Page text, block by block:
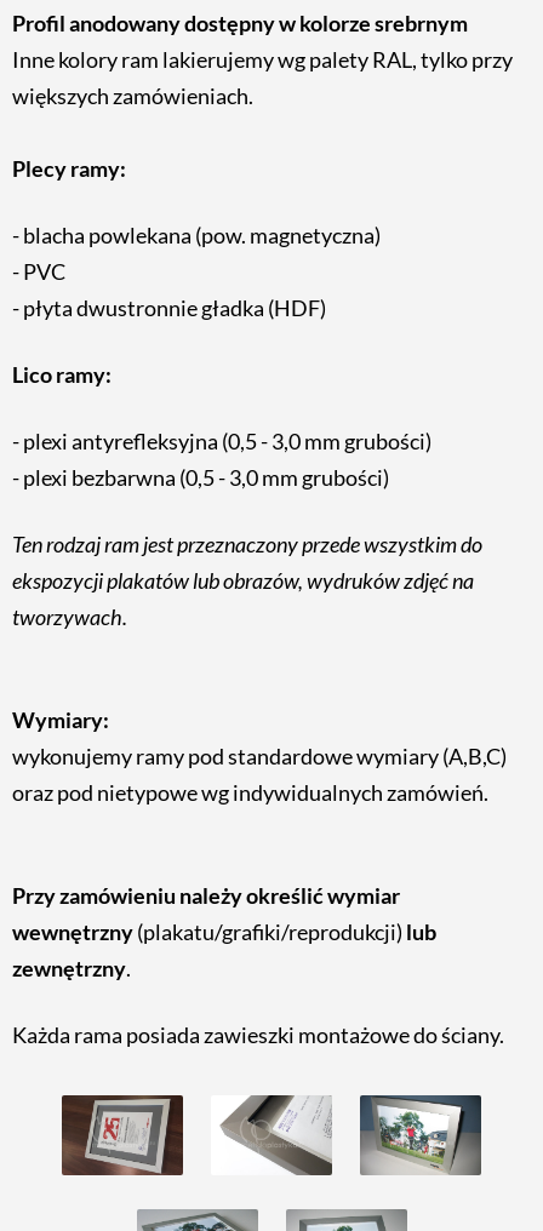
Profil anodowany dostępny w kolorze srebrnym
Inne kolory ram lakierujemy wg palety RAL, tylko przy
większych zamówieniach.
Plecy ramy:
blacha powlekana (pow. magnetyczna)
PVC
płyta dwustronnie gładka (HDF)
Lico ramy:
plexi antyrefleksyjna (0,5 - 3,0 mm grubości)
plexi bezbarwna (0,5 - 3,0 mm grubości)
Ten rodzaj ram jest przeznaczony przede wszystkim do
ekspozycji plakatów lub obrazów, wydruków zdjęć na
tworzywach.
Wymiary:
wykonujemy ramy pod standardowe wymiary (A,B,C)
oraz pod nietypowe wg indywidualnych zamówień.
Przy zamówieniu należy określić wymiar
wewnętrzny(plakatu/grafiki/reprodukcji) lub
zewnętrzny.
Każda rama posiada zawieszki montażowe do ściany.